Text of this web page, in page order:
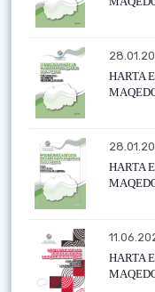
HARTA
HARTA
HARTA